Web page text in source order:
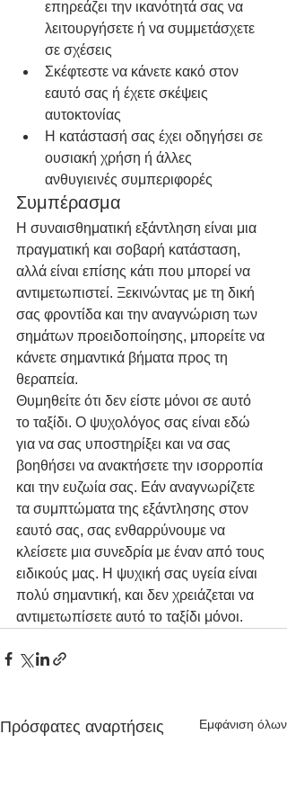
επηρεάζει την ικανότητά σας να
λειτουργήσετε ή να συμμετάσχετε
σε σχέσεις
Σκέφτεστε να κάνετε κακό στον
εαυτό σας ή έχετε σκέψεις
αυτοκτονίας
Η κατάστασή σας έχει οδηγήσει σε
ουσιακή χρήση ή άλλες
ανθυγιεινές συμπεριφορές
Συμπέρασμα
Η συναισθηματική εξάντληση είναι μια
πραγματική και σοβαρή κατάσταση,
αλλά είναι επίσης κάτι που μπορεί να
αντιμετωπιστεί. Ξεκινώντας με τη δική
σας φροντίδα και την αναγνώριση των
σημάτων προειδοποίησης, μπορείτε να
κάνετε σημαντικά βήματα προς τη
θεραπεία.
Θυμηθείτε ότι δεν είστε μόνοι σε αυτό
το ταξίδι. Ο ψυχολόγος σας είναι εδώ
για να σας υποστηρίξει και να σας
βοηθήσει να ανακτήσετε την ισορροπία
και την ευζωία σας. Εάν αναγνωρίζετε
τα συμπτώματα της εξάντλησης στον
εαυτό σας, σας ενθαρρύνουμε να
κλείσετε μια συνεδρία με έναν από τους
ειδικούς μας. Η ψυχική σας υγεία είναι
πολύ σημαντική, και δεν χρειάζεται να
αντιμετωπίσετε αυτό το ταξίδι μόνοι.
Πρόσφατες αναρτήσεις Εμφάνιση όλων